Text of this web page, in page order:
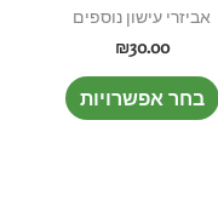
אביזרי עישון נוספים
₪30.00
בחר אפשרויות את